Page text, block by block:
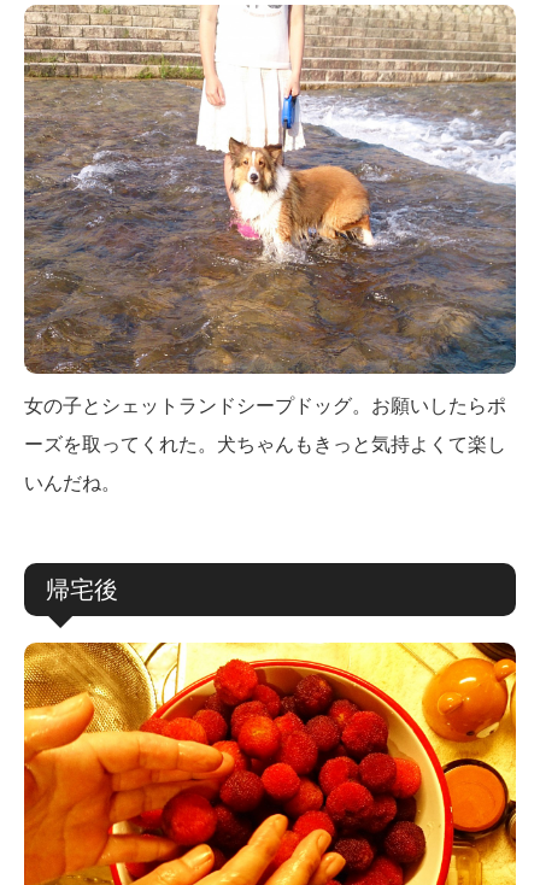
女の子とシェットランドシープドッグ。お願いしたらポ
ーズを取ってくれた。犬ちゃんもきっと気持よくて楽し
いんだね。
帰宅後